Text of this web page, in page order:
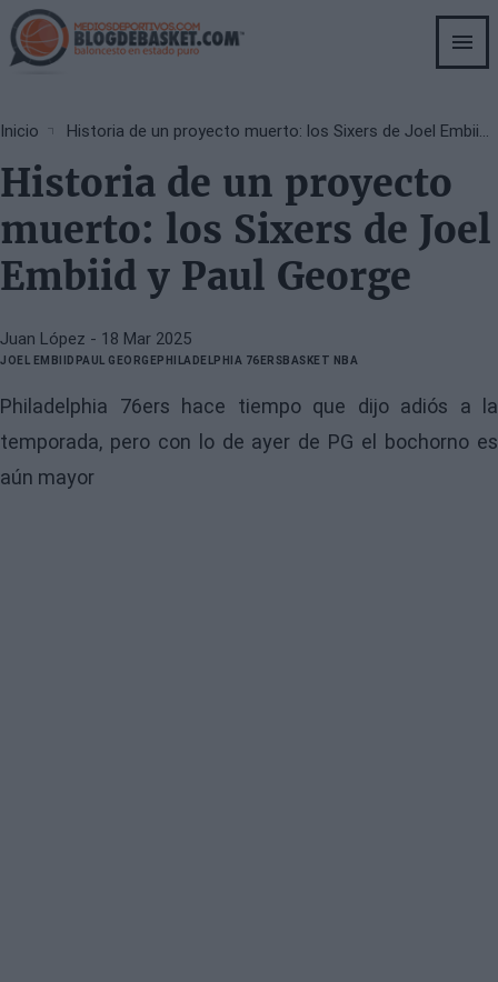
Skip
to
main
Breadcrumb
Inicio Historia de un proyecto muerto: los Sixers de Joel Embiid y Paul George
Historia de un proyecto
muerto: los Sixers de Joel
Embiid y Paul George
Juan López - 18 Mar 2025
JOEL EMBIID PAUL GEORGEPHILADELPHIA 76ERSBASKET NBA
Philadelphia 76ers hace tiempo que dijo adiós a la
temporada, pero con lo de ayer de PG el bochorno es
aún mayor